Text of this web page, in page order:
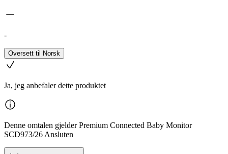
-
Oversett til Norsk
Ja, jeg anbefaler dette produktet
Denne omtalen gjelder Premium Connected Baby Monitor
SCD973/26 Ansluten